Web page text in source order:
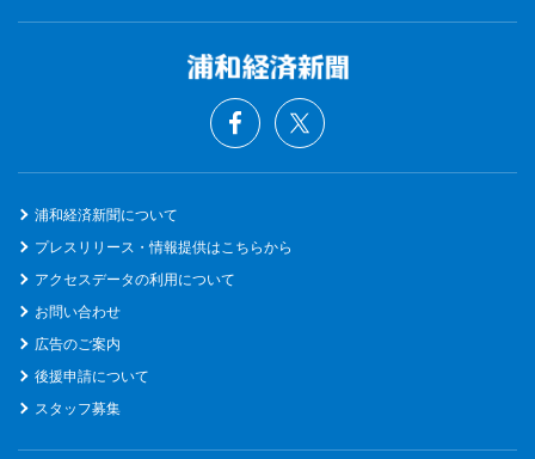
浦和経済新聞について
プレスリリース・情報提供はこちらから
アクセスデータの利用について
お問い合わせ
広告のご案内
後援申請について
スタッフ募集